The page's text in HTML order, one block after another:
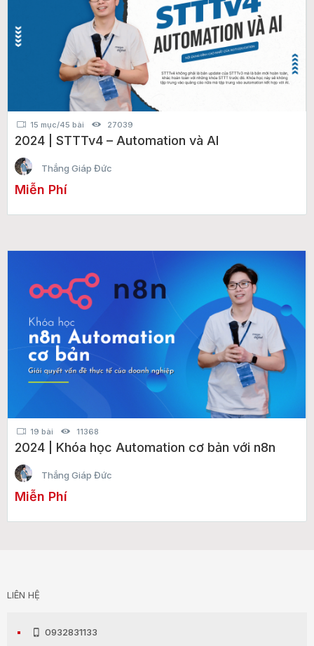
15 mục/45 bài 27039
2024 | STTTv4 – Automation và AI
Thắng Giáp Đức
Miễn Phí
19 bài 11368
2024 | Khóa học Automation cơ bản với n8n
Thắng Giáp Đức
Miễn Phí
LIÊN HỆ
0932831133